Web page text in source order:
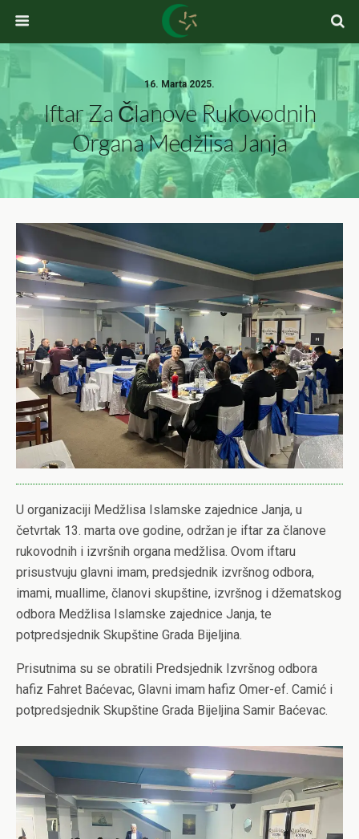
16. Marta 2025.
Iftar Za Članove Rukovodnih
Organa Medžlisa Janja
U organizaciji Medžlisa Islamske zajednice Janja, u
četvrtak 13. marta ove godine, održan je iftar za članove
rukovodnih i izvršnih organa medžlisa. Ovom iftaru
prisustvuju glavni imam, predsjednik izvršnog odbora,
imami, muallime, članovi skupštine, izvršnog i džematskog
odbora Medžlisa Islamske zajednice Janja, te
potpredsjednik Skupštine Grada Bijeljina.
Prisutnima su se obratili Predsjednik Izvršnog odbora
hafiz Fahret Baćevac, Glavni imam hafiz Omer-ef. Camić i
potpredsjednik Skupštine Grada Bijeljina Samir Baćevac.